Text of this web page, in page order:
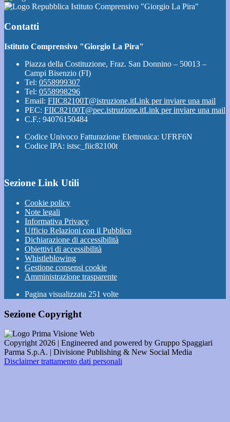
Istituto Comprensivo "Giorgio La Pira"
Contatti
Istituto Comprensivo "Giorgio La Pira"
Piazza della Costituzione, Fraz. San Donnino – 50013 –
Campi Bisenzio (FI)
Tel: 0558999307
Tel: 0558998296
Email: FIIC82100T@istruzione.itLink per inviare una mail
PEC: FIIC82100T@pec.istruzione.itLink per inviare una mail
C.F.: 94076150484
Codice Univoco Fatturazione Elettronica: UFRF6N
Codice IPA: istsc_fiic82100t
Sezione Link Utili
Cookie policy
Note legali
Informativa Privacy
Ufficio Relazioni con il Pubblico
Dichiarazione di accessibilità
Obiettivi di accessibilità
Whistleblowing
Gestione consensi cookie
Amministrazione trasparente
Pagina visualizzata 251 volte
Sezione Copyright
Copyright 2026 | Engineered and powered by Gruppo Spaggiari
Parma S.p.A. | Divisione Publishing & New Social Media
Disclaimer trattamento dati personali